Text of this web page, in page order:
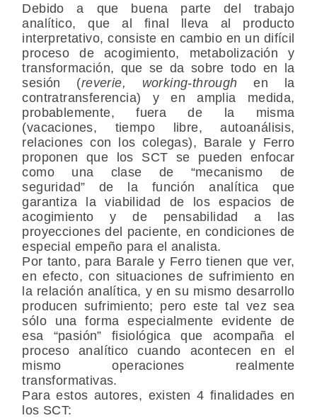
Debido a que buena parte del trabajo
analítico, que al final lleva al producto
interpretativo, consiste en cambio en un difícil
proceso de acogimiento, metabolización y
transformación, que se da sobre todo en la
sesión (reverie, working-through en la
contratransferencia) y en amplia medida,
probablemente, fuera de la misma
(vacaciones, tiempo libre, autoanálisis,
relaciones con los colegas), Barale y Ferro
proponen que los SCT se pueden enfocar
como una clase de “mecanismo de
seguridad” de la función analítica que
garantiza la viabilidad de los espacios de
acogimiento y de pensabilidad a las
proyecciones del paciente, en condiciones de
especial empeño para el analista.
Por tanto, para Barale y Ferro tienen que ver,
en efecto, con situaciones de sufrimiento en
la relación analítica, y en su mismo desarrollo
producen sufrimiento; pero este tal vez sea
sólo una forma especialmente evidente de
esa “pasión” fisiológica que acompaña el
proceso analítico cuando acontecen en el
mismo operaciones realmente
transformativas.
Para estos autores, existen 4 finalidades en
los SCT: